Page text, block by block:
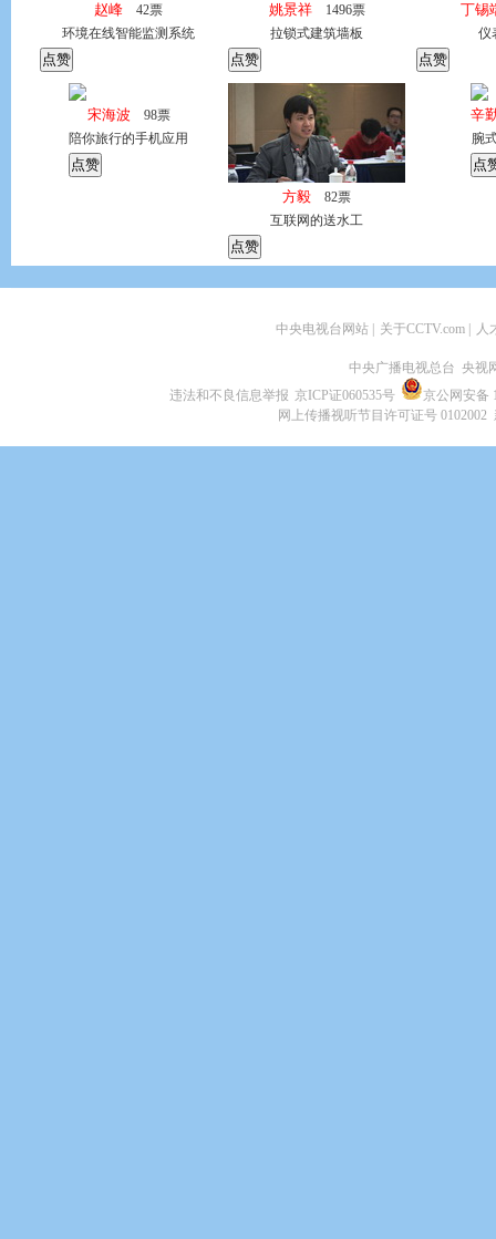
赵峰 42票
环境在线智能监测系统
姚景祥 1496票
拉锁式建筑墙板
丁锡
仪
宋海波 98票
陪你旅行的手机应用
方毅 82票
互联网的送水工
辛
腕
中央电视台网站 关于CCTV.com 人
中央广播电视总台 央视
违法和不良信息举报 京ICP证060535号
京公网安备
网上传播视听节目许可证号 0102002